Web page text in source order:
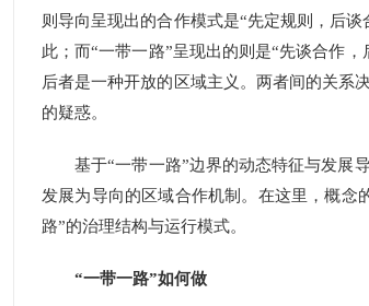
则导向呈现出的合作模式是“先定规则，后
此；而“一带一路”呈现出的则是“先谈合作
后者是一种开放的区域主义。两者间的关系
的疑惑。
基于“一带一路”边界的动态特征与发展导
发展为导向的区域合作机制。在这里，概念
路”的治理结构与运行模式。
“一带一路”如何做